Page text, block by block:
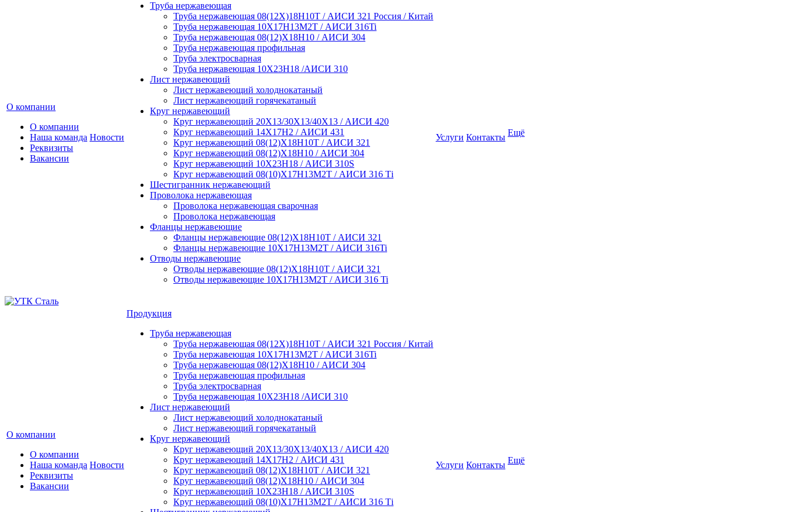
О компании
О компании
Наша команда
Реквизиты
Вакансии
Новости
Труба нержавеющая
Труба нержавеющая 08(12Х)18Н10Т / АИСИ 321 Россия / Китай
Труба нержавеющая 10Х17Н13М2Т / АИСИ 316Ti
Труба нержавеющая 08(12)Х18Н10 / АИСИ 304
Труба нержавеющая профильная
Труба электросварная
Труба нержавеющая 10Х23Н18 /АИСИ 310
Лист нержавеющий
Лист нержавеющий холоднокатаный
Лист нержавеющий горячекатаный
Круг нержавеющий
Круг нержавеющий 20Х13/30Х13/40Х13 / АИСИ 420
Круг нержавеющий 14Х17Н2 / АИСИ 431
Круг нержавеющий 08(12)Х18Н10Т / АИСИ 321
Круг нержавеющий 08(12)Х18Н10 / АИСИ 304
Круг нержавеющий 10Х23Н18 / АИСИ 310S
Круг нержавеющий 08(10)Х17Н13М2Т / АИСИ 316 Тi
Шестигранник нержавеющий
Проволока нержавеющая
Проволока нержавеющая сварочная
Проволока нержавеющая
Фланцы нержавеющие
Фланцы нержавеющие 08(12)Х18Н10Т / АИСИ 321
Фланцы нержавеющие 10Х17Н13М2Т / АИСИ 316Ti
Отводы нержавеющие
Отводы нержавеющие 08(12)Х18Н10Т / АИСИ 321
Отводы нержавеющие 10Х17Н13М2Т / АИСИ 316 Ti
Услуги Контакты Ещё
О компании
О компании
Наша команда
Реквизиты
Вакансии
Новости
Продукция
Труба нержавеющая
Труба нержавеющая 08(12Х)18Н10Т / АИСИ 321 Россия / Китай
Труба нержавеющая 10Х17Н13М2Т / АИСИ 316Ti
Труба нержавеющая 08(12)Х18Н10 / АИСИ 304
Труба нержавеющая профильная
Труба электросварная
Труба нержавеющая 10Х23Н18 /АИСИ 310
Лист нержавеющий
Лист нержавеющий холоднокатаный
Лист нержавеющий горячекатаный
Круг нержавеющий
Круг нержавеющий 20Х13/30Х13/40Х13 / АИСИ 420
Круг нержавеющий 14Х17Н2 / АИСИ 431
Круг нержавеющий 08(12)Х18Н10Т / АИСИ 321
Круг нержавеющий 08(12)Х18Н10 / АИСИ 304
Круг нержавеющий 10Х23Н18 / АИСИ 310S
Круг нержавеющий 08(10)Х17Н13М2Т / АИСИ 316 Тi
Услуги Контакты Ещё